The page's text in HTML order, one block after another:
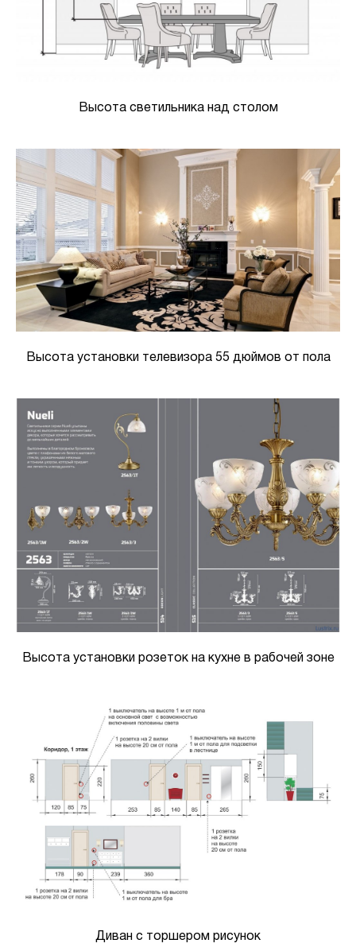
Высота светильника над столом
Высота установки телевизора 55 дюймов от пола
Высота установки розеток на кухне в рабочей зоне
Диван с торшером рисунок